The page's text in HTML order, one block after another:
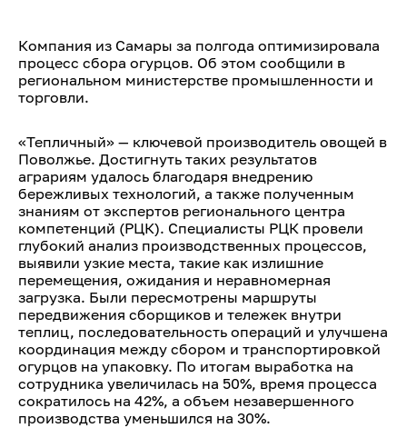
Компания из Самары за полгода оптимизировала
процесс сбора огурцов. Об этом сообщили в
региональном министерстве промышленности и
торговли.
«Тепличный» — ключевой производитель овощей в
Поволжье. Достигнуть таких результатов
аграриям удалось благодаря внедрению
бережливых технологий, а также полученным
знаниям от экспертов регионального центра
компетенций (РЦК). Специалисты РЦК провели
глубокий анализ производственных процессов,
выявили узкие места, такие как излишние
перемещения, ожидания и неравномерная
загрузка. Были пересмотрены маршруты
передвижения сборщиков и тележек внутри
теплиц, последовательность операций и улучшена
координация между сбором и транспортировкой
огурцов на упаковку. По итогам выработка на
сотрудника увеличилась на 50%, время процесса
сократилось на 42%, а объем незавершенного
производства уменьшился на 30%.